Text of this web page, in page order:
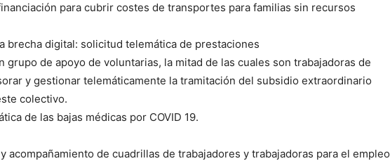
para cubrir costes de transportes para familias sin recursos
brecha digital: solicitud telemática de prestaciones
grupo de apoyo de voluntarias, la mitad de las cuales son trabajadoras de
y gestionar telemáticamente la tramitación del subsidio extraordinario
colectivo.
de las bajas médicas por COVID 19.
acompañamiento de cuadrillas de trabajadores y trabajadoras para el empleo